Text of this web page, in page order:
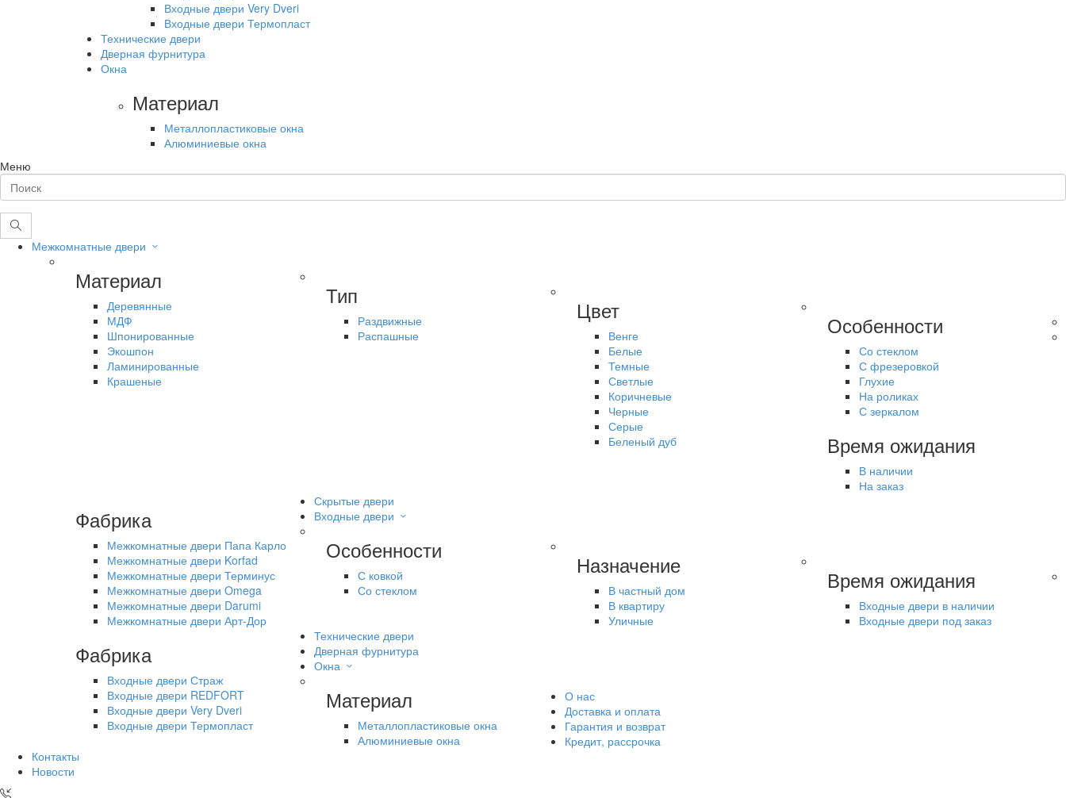
Входные двери Very Dveri
Входные двери Термопласт
Технические двери
Дверная фурнитура
Окна
Материал
Металлопластиковые окна
Алюминиевые окна
Меню
Межкомнатные двери
Материал
Деревянные
МДФ
Шпонированные
Экошпон
Ламинированные
Крашеные
Тип
Раздвижные
Распашные
Цвет
Венге
Белые
Темные
Светлые
Коричневые
Черные
Серые
Беленый дуб
Особенности
Со стеклом
С фрезеровкой
Глухие
На роликах
С зеркалом
Время ожидания
В наличии
На заказ
Фабрика
Межкомнатные двери Папа Карло
Межкомнатные двери Korfad
Межкомнатные двери Терминус
Межкомнатные двери Omega
Межкомнатные двери Darumi
Межкомнатные двери Арт-Дор
Скрытые двери
Входные двери
Особенности
С ковкой
Со стеклом
Назначение
В частный дом
В квартиру
Уличные
Время ожидания
Входные двери в наличии
Входные двери под заказ
Фабрика
Входные двери Страж
Входные двери REDFORT
Входные двери Very Dveri
Входные двери Термопласт
Технические двери
Дверная фурнитура
Окна
Материал
Металлопластиковые окна
Алюминиевые окна
О нас
Доставка и оплата
Гарантия и возврат
Кредит, рассрочка
Контакты
Новости